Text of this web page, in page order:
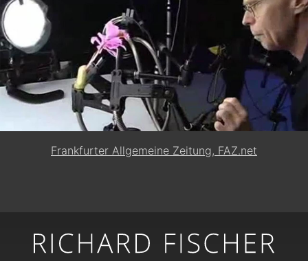
Frankfurter Allgemeine Zeitung, FAZ.net